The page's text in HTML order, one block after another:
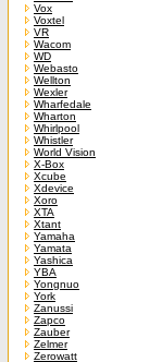
Vox
Voxtel
VR
Wacom
WD
Webasto
Wellton
Wexler
Wharfedale
Wharton
Whirlpool
Whistler
World Vision
X-Box
Xcube
Xdevice
Xoro
XTA
Xtant
Yamaha
Yamata
Yashica
YBA
Yongnuo
York
Zanussi
Zapco
Zauber
Zelmer
Zerowatt